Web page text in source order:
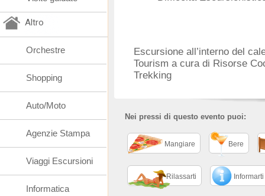
Escursione all’interno del
Tourism a cura di Risorse
Trekking
Nei pressi di questo evento puoi:
Mangiare Bere
Rilassarti Informarti
Altro
Orchestre
Shopping
Auto/Moto
Agenzie Stampa
Viaggi Escursioni
Informatica